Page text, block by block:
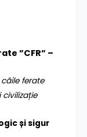
”CFR” –
ferate
și sigur